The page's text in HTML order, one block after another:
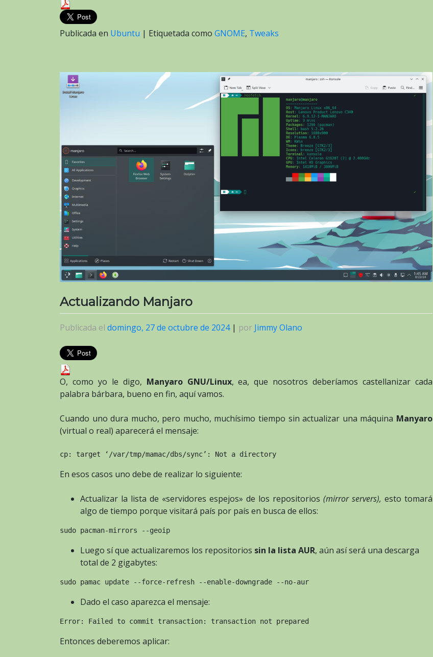
Publicada en Ubuntu | Etiquetada como GNOME, Tweaks
Actualizando Manjaro
Publicada el domingo, 27 de octubre de 2024| por Jimmy Olano
O, como yo le digo, Manyaro GNU/Linux, ea, que nosotros deberíamos castellanizar cada
palabra bárbara, bueno en fin, aquí vamos.
Cuando uno dura mucho, pero mucho, muchísimo tiempo sin actualizar una máquina Manyaro
(virtual o real) aparecerá el mensaje:
cp: target ‘/var/tmp/mamac/dbs/sync’: Not a directory
En esos casos uno debe de realizar lo siguiente:
Actualizar la lista de «servidores espejos» de los repositorios (mirror servers), esto tomará
algo de tiempo porque visitará país por país en busca de ellos:
sudo pacman-mirrors --geoip
Luego sí que actualizaremos los repositorios sin la lista AUR, aún así será una descarga
total de 2 gigabytes:
sudo pamac update --force-refresh --enable-downgrade --no-aur
Dado el caso aparezca el mensaje:
Error: Failed to commit transaction: transaction not prepared
Entonces deberemos aplicar: